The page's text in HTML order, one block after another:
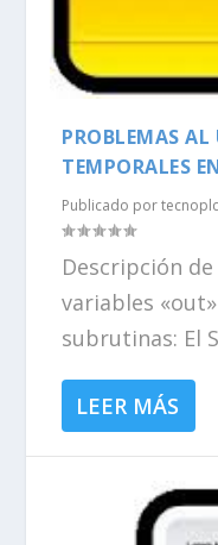
PROBLEMAS
TEMPORALES
Publicado por
Descripción
variables
subrutinas: El
LEER MÁS